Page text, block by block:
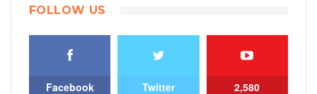
FOLLOW US
Facebook Twitter 2,580